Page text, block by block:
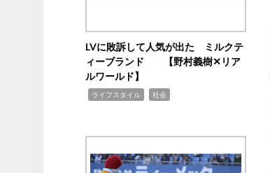
LVに敗訴して人気が出た ミルクテ
ィーブランド 【野村義樹✕リア
ルワールド】
ライフスタイル 社会